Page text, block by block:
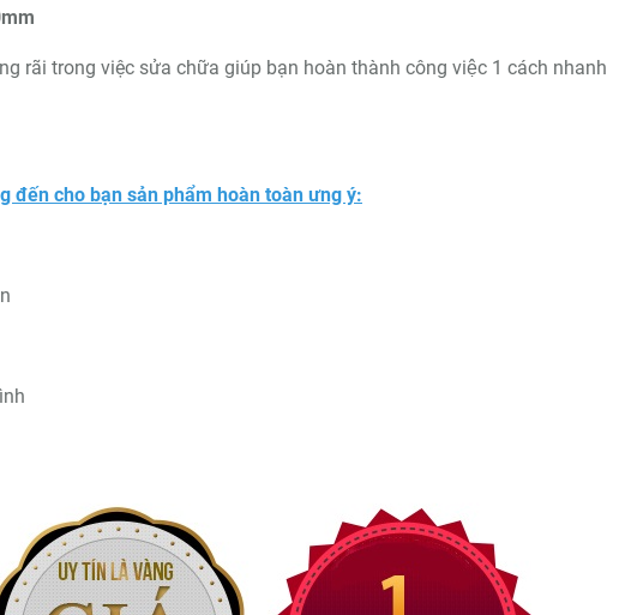
rãi trong việc sửa chữa giúp bạn hoàn thành công việc 1 cách nhanh
đến cho bạn sản phẩm hoàn toàn ưng ý: